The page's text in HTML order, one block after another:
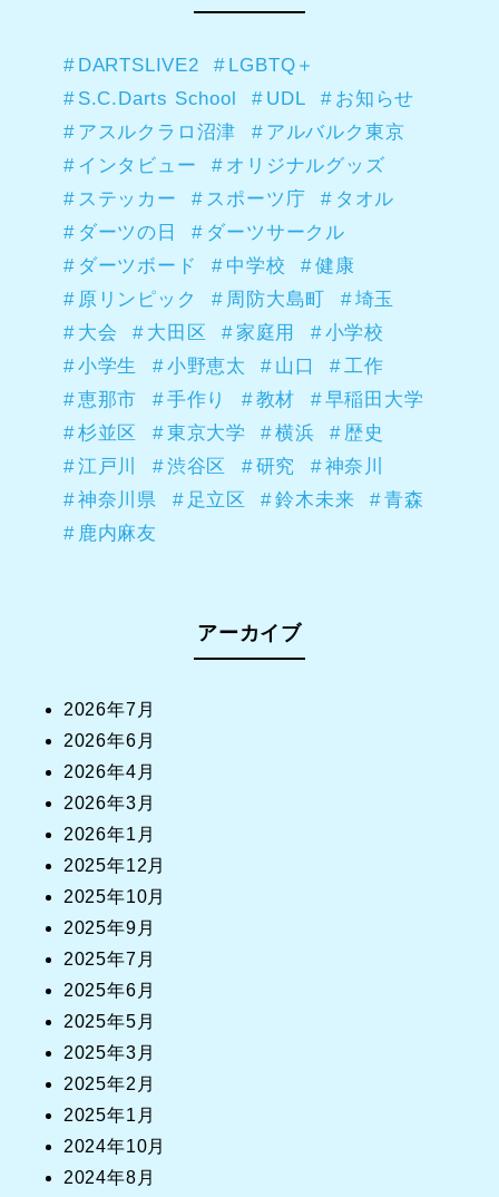
DARTSLIVE2
LGBTQ＋
S.C.Darts School
UDL
お知らせ
アスルクラロ沼津
アルバルク東京
インタビュー
オリジナルグッズ
ステッカー
スポーツ庁
タオル
ダーツの日
ダーツサークル
ダーツボード
中学校
健康
原リンピック
周防大島町
埼玉
大会
大田区 家庭用
小学校
小学生
小野恵太 山口
工作
恵那市
手作り 教材
早稲田大学
杉並区
東京大学 横浜
歴史
江戸川
渋谷区 研究
神奈川
神奈川県
足立区 鈴木未来
青森
鹿内麻友
アーカイブ
2026年7月
2026年6月
2026年4月
2026年3月
2026年1月
2025年12月
2025年10月
2025年9月
2025年7月
2025年6月
2025年5月
2025年3月
2025年2月
2025年1月
2024年10月
2024年8月